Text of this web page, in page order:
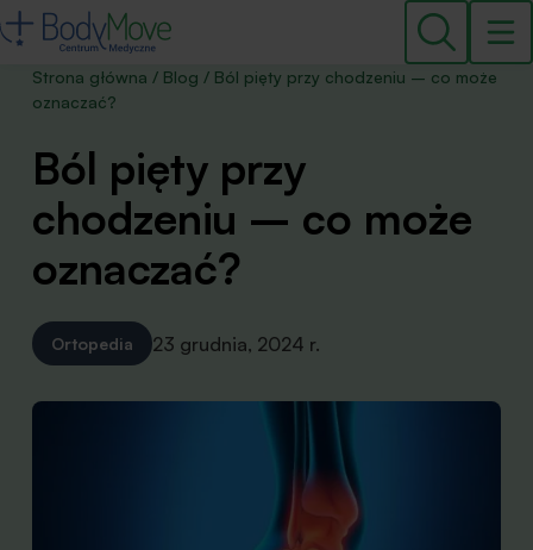
Strona główna / Blog / Ból pięty przy chodzeniu – co może
oznaczać?
Ból pięty przy
chodzeniu – co może
oznaczać?
Ortopedia 23 grudnia, 2024 r.